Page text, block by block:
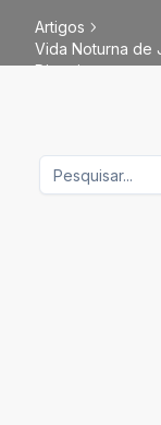
Artigos
Vida Noturna de
Divertir